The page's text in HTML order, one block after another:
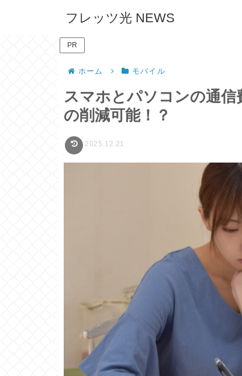
フレッツ光 NEWS
PR
ホーム モバイル
スマホとパソコンの通信
の削減可能！？
2025.12.21